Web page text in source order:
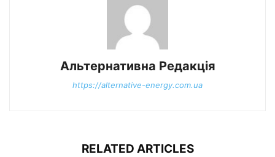
Альтернативна Редакція
https://alternative-energy.com.ua
RELATED ARTICLES